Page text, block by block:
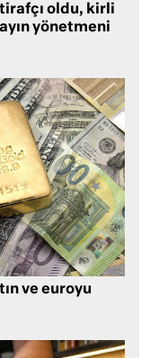
oldu, kirli
yönetmeni
ve euroyu